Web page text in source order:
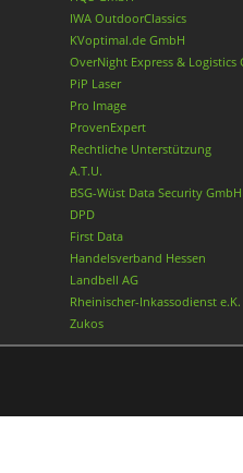
IWA OutdoorClassics
KVoptimal.de GmbH
OverNight Express & Logistics
PiP Laser
Pro Image
ProvenExpert
Rechtliche Unterstützung
A.T.U.
BSG-Wüst Data Security GmbH
DPD
First Data
Handelsverband Hessen
Landbell AG
Rheinischer-Inkassodienst e.K.
Zukos